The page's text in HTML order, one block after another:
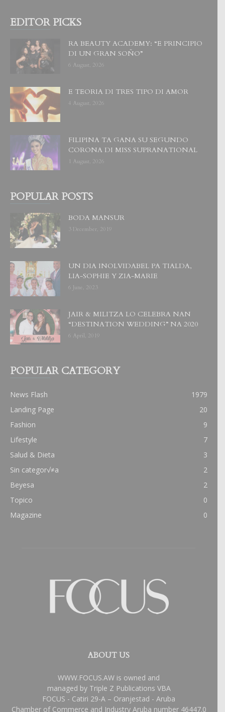
EDITOR PICKS
RA BEAUTY ACADEMY: “E PRINCIPIO
DI UN GRAN SOÑO”
6 August, 2026
E TEORIA DI TRES TIPO DI AMOR
4 August, 2026
FILIPINA TA GANA SU SEGUNDO
CORONA DI MISS SUPRANATIONAL
1 August, 2026
POPULAR POSTS
BODA MANSUR
3 December, 2019
UN DIA INOLVIDABEL PA TIALDA,
LIA-SOPHIE Y ZIA-MARIE
6 June, 2023
JAIR & MILITZA LO CELEBRA NAN
“DESTINATION WEDDING” NA 2020
6 April, 2019
POPULAR CATEGORY
News Flash
1979
Landing Page
20
Fashion
9
Lifestyle
7
Salud & Dieta
3
Sin categor√≠a
2
Beyesa
2
Topico
0
Magazine
0
ABOUT US
WWW.FOCUS.AW is owned and
managed by Triple Z Publications VBA
FOCUS - Catiri 29-A – Oranjestad - Aruba
Chamber of Commerce and Industry Aruba number 46447.0